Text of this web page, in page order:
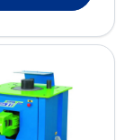
m
,
4
r
m